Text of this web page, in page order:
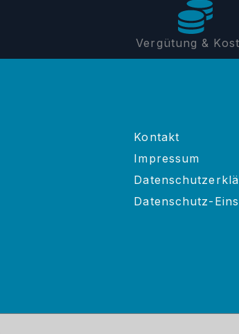
Vergütung &
Kontakt
Impressum
Datenschutz-